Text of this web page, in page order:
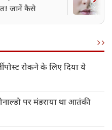
जानें कैसे
रोकने के लिए दिया ये
पर मंडराया था आतंकी